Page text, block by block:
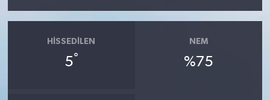
HISSEDILEN
5°
NEM
%75